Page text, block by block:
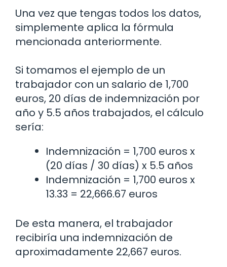
Una vez que tengas todos los datos,
simplemente aplica la fórmula
mencionada anteriormente.
Si tomamos el ejemplo de un
trabajador con un salario de 1,700
euros, 20 días de indemnización por
año y 5.5 años trabajados, el cálculo
sería:
Indemnización = 1,700 euros x
(20 días / 30 días) x 5.5 años
Indemnización = 1,700 euros x
13.33 = 22,666.67 euros
De esta manera, el trabajador
recibiría una indemnización de
aproximadamente 22,667 euros.